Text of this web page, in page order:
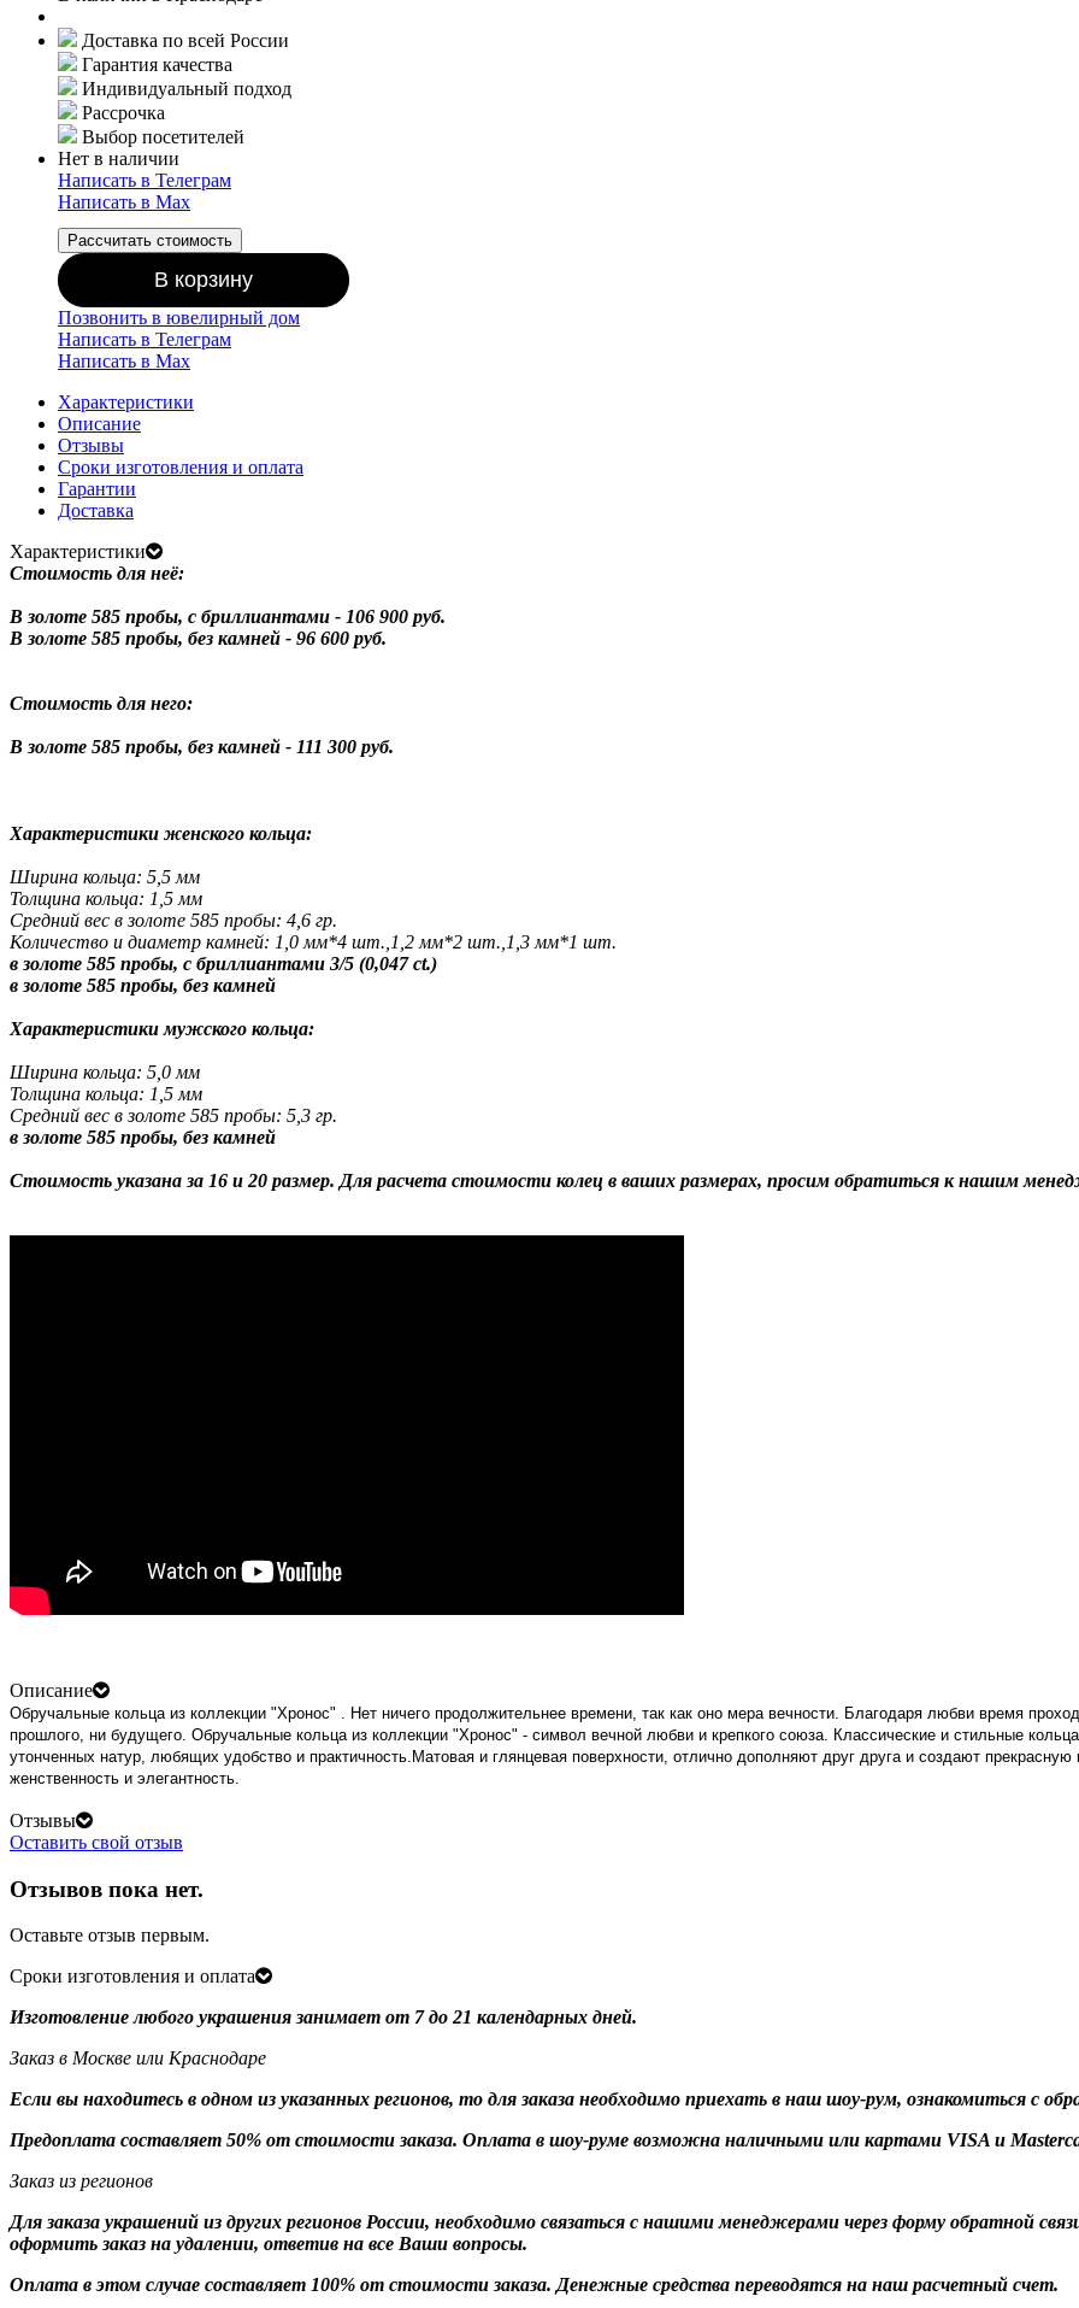
Доставка по всей России
Гарантия качества
Индивидуальный подход
Рассрочка
Выбор посетителей
Нет в наличии
Написать в Телеграм
Написать в Мах
Рассчитать стоимость
В корзину
Позвонить в ювелирный дом
Написать в Телеграм
Написать в Мах
Характеристики
Описание
Отзывы
Сроки изготовления и оплата
Гарантии
Доставка
Характеристики
Стоимость для неё:
В золоте 585 пробы, с бриллиантами - 106 900 руб.
В золоте 585 пробы, без камней - 96 600 руб.
Стоимость для него:
В золоте 585 пробы, без камней - 111 300 руб.
Характеристики женского кольца:
Ширина кольца: 5,5 мм
Толщина кольца: 1,5 мм
Средний вес в золоте 585 пробы: 4,6 гр.
Количество и диаметр камней: 1,0 мм*4 шт.,1,2 мм*2 шт.,1,3 мм*1 шт.
в золоте 585 пробы, с бриллиантами 3/5 (0,047 ct.)
в золоте 585 пробы, без камней
Характеристики мужского кольца:
Ширина кольца: 5,0 мм
Толщина кольца: 1,5 мм
Средний вес в золоте 585 пробы: 5,3 гр.
в золоте 585 пробы, без камней
Стоимость указана за 16 и 20 размер. Для расчета стоимости колец в ваших размерах, просим обратиться к нашим
Описание
Обручальные кольца из коллекции "Хронос" . Нет ничего продолжительнее времени, так как оно мера вечности. Благодаря любви время
прошлого, ни будущего. Обручальные кольца из коллекции "Хронос" - символ вечной любви и крепкого союза. Классические и стильные
утонченных натур, любящих удобство и практичность.Матовая и глянцевая поверхности, отлично дополняют друг друга и создают
женственность и элегантность.
Отзывы
Оставить свой отзыв
Отзывов пока нет.
Оставьте отзыв первым.
Сроки изготовления и оплата
Изготовление любого украшения занимает от 7 до 21 календарных дней.
Заказ в Москве или Краснодаре
Если вы находитесь в одном из указанных регионов, то для заказа необходимо приехать в наш шоу-рум, ознакомиться с
Предоплата составляет 50% от стоимости заказа. Оплата в шоу-руме возможна наличными или картами VISA и
Заказ из регионов
Для заказа украшений из других регионов России, необходимо связаться с нашими менеджерами через форму обратной
оформить заказ на удалении, ответив на все Ваши вопросы.
Оплата в этом случае составляет 100% от стоимости заказа. Денежные средства переводятся на наш расчетный счет.